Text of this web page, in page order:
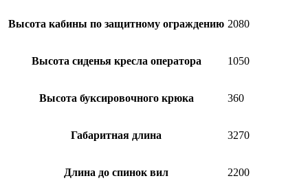
Высота кабины по защитному ограждению 2080
Высота сиденья кресла оператора 1050
Высота буксировочного крюка 360
Габаритная длина 3270
Длина до спинок вил 2200